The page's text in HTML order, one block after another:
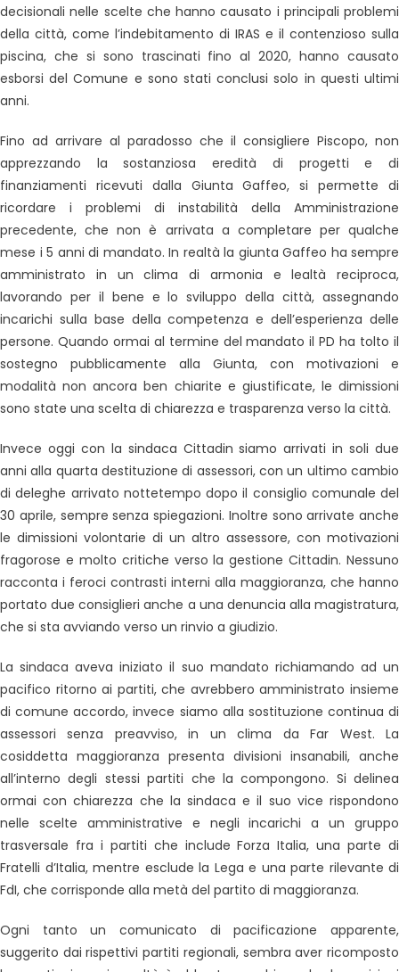
decisionali nelle scelte che hanno causato i principali problemi
della città, come l’indebitamento di IRAS e il contenzioso sulla
piscina, che si sono trascinati fino al 2020, hanno causato
esborsi del Comune e sono stati conclusi solo in questi ultimi
anni.
Fino ad arrivare al paradosso che il consigliere Piscopo, non
apprezzando la sostanziosa eredità di progetti e di
finanziamenti ricevuti dalla Giunta Gaffeo, si permette di
ricordare i problemi di instabilità della Amministrazione
precedente, che non è arrivata a completare per qualche
mese i 5 anni di mandato. In realtà la giunta Gaffeo ha sempre
amministrato in un clima di armonia e lealtà reciproca,
lavorando per il bene e lo sviluppo della città, assegnando
incarichi sulla base della competenza e dell’esperienza delle
persone. Quando ormai al termine del mandato il PD ha tolto il
sostegno pubblicamente alla Giunta, con motivazioni e
modalità non ancora ben chiarite e giustificate, le dimissioni
sono state una scelta di chiarezza e trasparenza verso la città.
Invece oggi con la sindaca Cittadin siamo arrivati in soli due
anni alla quarta destituzione di assessori, con un ultimo cambio
di deleghe arrivato nottetempo dopo il consiglio comunale del
30 aprile, sempre senza spiegazioni. Inoltre sono arrivate anche
le dimissioni volontarie di un altro assessore, con motivazioni
fragorose e molto critiche verso la gestione Cittadin. Nessuno
racconta i feroci contrasti interni alla maggioranza, che hanno
portato due consiglieri anche a una denuncia alla magistratura,
che si sta avviando verso un rinvio a giudizio.
La sindaca aveva iniziato il suo mandato richiamando ad un
pacifico ritorno ai partiti, che avrebbero amministrato insieme
di comune accordo, invece siamo alla sostituzione continua di
assessori senza preavviso, in un clima da Far West. La
cosiddetta maggioranza presenta divisioni insanabili, anche
all’interno degli stessi partiti che la compongono. Si delinea
ormai con chiarezza che la sindaca e il suo vice rispondono
nelle scelte amministrative e negli incarichi a un gruppo
trasversale fra i partiti che include Forza Italia, una parte di
Fratelli d’Italia, mentre esclude la Lega e una parte rilevante di
FdI, che corrisponde alla metà del partito di maggioranza.
Ogni tanto un comunicato di pacificazione apparente,
suggerito dai rispettivi partiti regionali, sembra aver ricomposto